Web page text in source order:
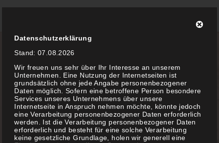
springen
Datenschutzerklärung
Stand: 07.08.2026
Wir freuen uns sehr über Ihr Interesse an unserem
Unternehmen. Eine Nutzung der Internetseiten ist
grundsätzlich ohne jede Angabe personenbezogener
Daten möglich. Sofern eine betroffene Person besondere
Services unseres Unternehmens über unsere
Internetseite in Anspruch nehmen möchte, könnte jedoch
eine Verarbeitung personenbezogener Daten erforderlich
werden. Ist die Verarbeitung personenbezogener Daten
erforderlich und besteht für eine solche Verarbeitung
keine gesetzliche Grundlage, holen wir generell eine